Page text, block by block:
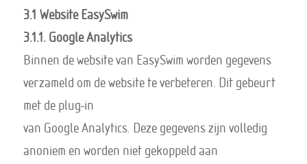
3.1 Website EasySwim
3.1.1. Google Analytics
Binnen de website van EasySwim worden gegevens
verzameld om de website te verbeteren. Dit gebeurt
met de plug-in
van Google Analytics. Deze gegevens zijn volledig
anoniem en worden niet gekoppeld aan